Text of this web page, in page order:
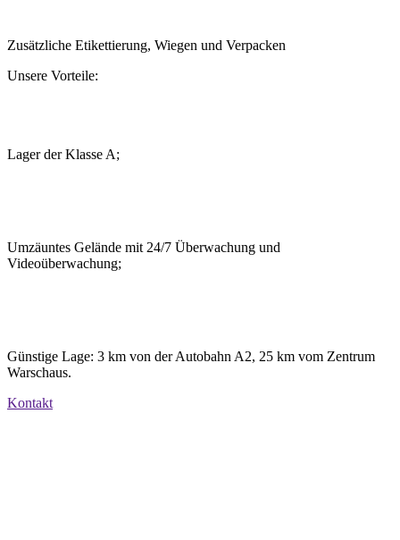
Zusätzliche Etikettierung, Wiegen und Verpacken
Unsere Vorteile:
Lager der Klasse A;
Umzäuntes Gelände mit 24/7 Überwachung und
Videoüberwachung;
Günstige Lage: 3 km von der Autobahn A2, 25 km vom Zentrum
Warschaus.
Kontakt